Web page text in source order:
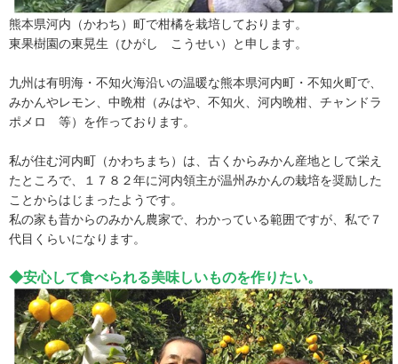
熊本県河内（かわち）町で柑橘を栽培しております。
東果樹園の東晃生（ひがし こうせい）と申します。
九州は有明海・不知火海沿いの温暖な熊本県河内町・不知火町で、
みかんやレモン、中晩柑（みはや、不知火、河内晩柑、チャンドラ
ポメロ 等）を作っております。
私が住む河内町（かわちまち）は、古くからみかん産地として栄え
たところで、１７８２年に河内領主が温州みかんの栽培を奨励した
ことからはじまったようです。
私の家も昔からのみかん農家で、わかっている範囲ですが、私で７
代目くらいになります。
◆安心して食べられる美味しいものを作りたい。